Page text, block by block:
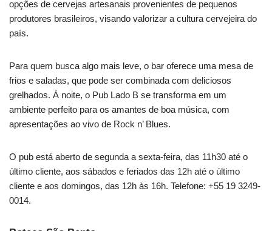
opções de cervejas artesanais provenientes de pequenos
produtores brasileiros, visando valorizar a cultura cervejeira do
país.
Para quem busca algo mais leve, o bar oferece uma mesa de
frios e saladas, que pode ser combinada com deliciosos
grelhados. À noite, o Pub Lado B se transforma em um
ambiente perfeito para os amantes de boa música, com
apresentações ao vivo de Rock n’ Blues.
O pub está aberto de segunda a sexta-feira, das 11h30 até o
último cliente, aos sábados e feriados das 12h até o último
cliente e aos domingos, das 12h às 16h. Telefone: +55 19 3249-
0014.